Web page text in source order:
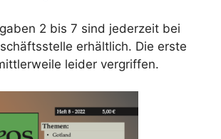
2 bis 7 sind jederzeit bei
erhältlich. Die erste
leider vergriffen.